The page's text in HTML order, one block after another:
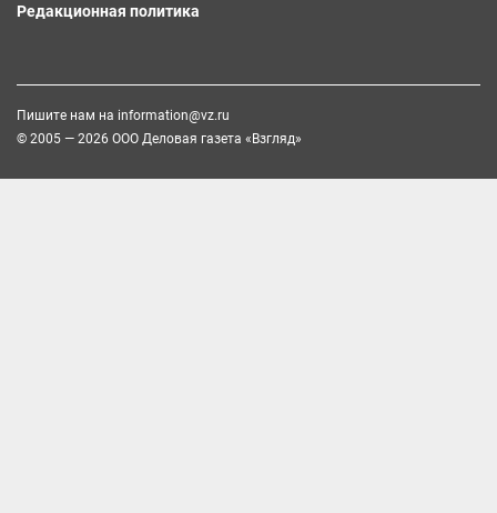
Редакционная политика
Пишите нам на information@vz.ru
© 2005 — 2026 ООО Деловая газета «Взгляд»